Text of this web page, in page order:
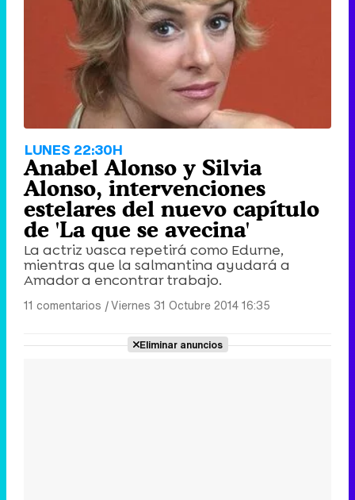
LUNES 22:30H
Anabel Alonso y Silvia
Alonso, intervenciones
estelares del nuevo capítulo
de 'La que se avecina'
La actriz vasca repetirá como Edurne,
mientras que la salmantina ayudará a
Amador a encontrar trabajo.
11 comentarios |Viernes 31 Octubre 2014 16:35
Eliminar anuncios